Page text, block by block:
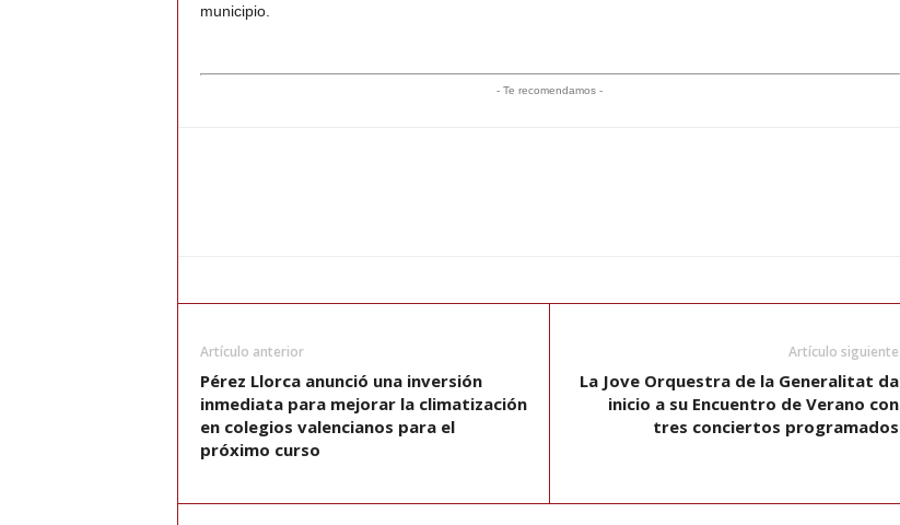
municipio.
- Te recomendamos -
Artículo anterior
Pérez Llorca anunció una inversión
inmediata para mejorar la climatización
en colegios valencianos para el
próximo curso
Artículo siguiente
La Jove Orquestra de la Generalitat da
inicio a su Encuentro de Verano con
tres conciertos programados